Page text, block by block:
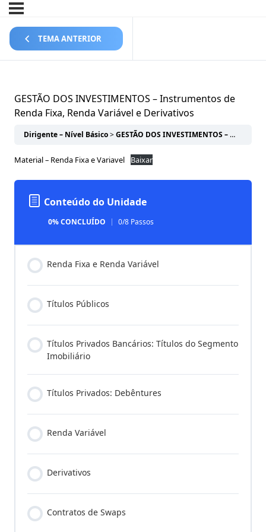
TEMA ANTERIOR
GESTÃO DOS INVESTIMENTOS – Instrumentos de
Renda Fixa, Renda Variável e Derivativos
Dirigente – Nível Básico GESTÃO DOS INVESTIMENTOS – Instrumentos de Renda Fixa, Renda Variável e Derivativos
Material – Renda Fixa e Variavel Baixar
Conteúdo do Unidade
0% CONCLUÍDO 0/8 Passos
Renda Fixa e Renda Variável
Títulos Públicos
Títulos Privados Bancários: Títulos do Segmento
Imobiliário
Títulos Privados: Debêntures
Renda Variável
Derivativos
Contratos de Swaps